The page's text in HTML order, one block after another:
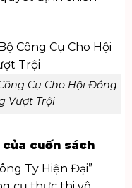
Cụ Cho Hội Đồng
Vượt Trội
cuốn sách
Ty Hiện Đại”